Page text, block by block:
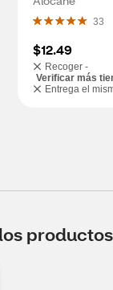
33
$12.49
Recoger -
Verificar más
Entrega el